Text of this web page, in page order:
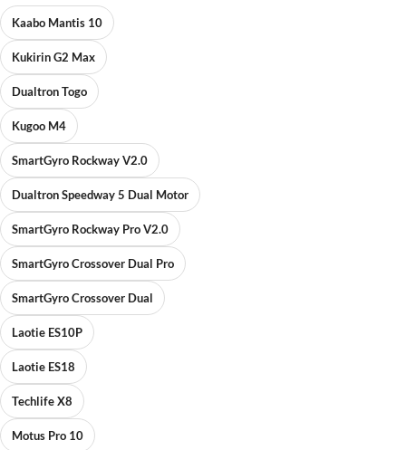
Kaabo Mantis 10
Kukirin G2 Max
Dualtron Togo
Kugoo M4
SmartGyro Rockway V2.0
Dualtron Speedway 5 Dual Motor
SmartGyro Rockway Pro V2.0
SmartGyro Crossover Dual Pro
SmartGyro Crossover Dual
Laotie ES10P
Laotie ES18
Techlife X8
Motus Pro 10